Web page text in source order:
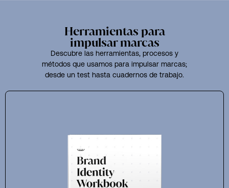
Herramientas para
impulsar marcas
Descubre las herramientas, procesos y
métodos que usamos para impulsar marcas;
desde un test hasta cuadernos de trabajo.